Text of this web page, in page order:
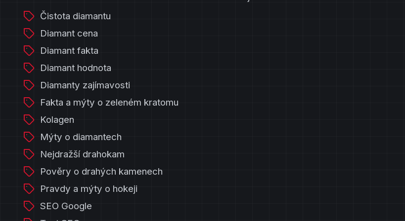
Čistota diamantu
Diamant cena
Diamant fakta
Diamant hodnota
Diamanty zajímavosti
Fakta a mýty o zeleném kratomu
Kolagen
Mýty o diamantech
Nejdražší drahokam
Pověry o drahých kamenech
Pravdy a mýty o hokeji
SEO Google